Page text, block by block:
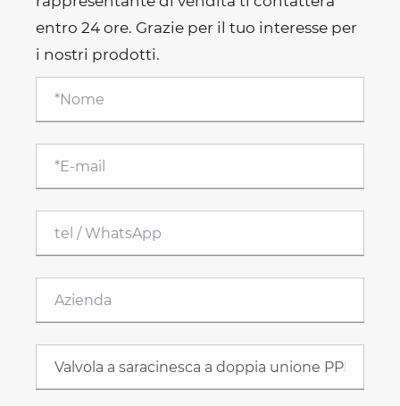
entro 24 ore. Grazie per il tuo interesse per
i nostri prodotti.